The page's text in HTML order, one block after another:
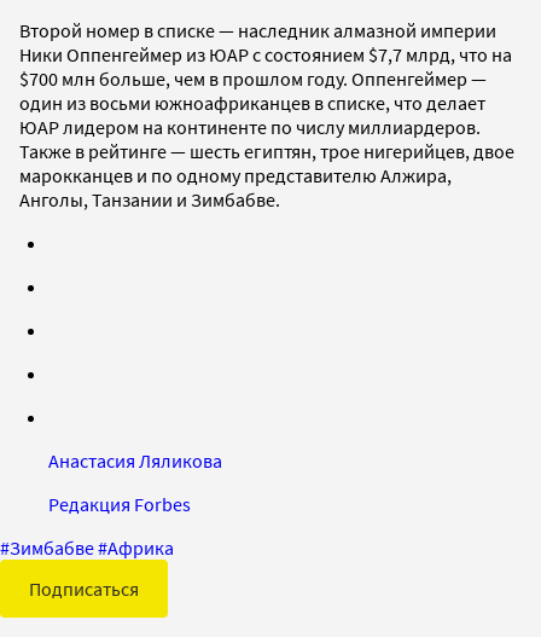
Второй номер в списке — наследник алмазной империи
Ники Оппенгеймер из ЮАР с состоянием $7,7 млрд, что на
$700 млн больше, чем в прошлом году. Оппенгеймер —
один из восьми южноафриканцев в списке, что делает
ЮАР лидером на континенте по числу миллиардеров.
Также в рейтинге — шесть египтян, трое нигерийцев, двое
марокканцев и по одному представителю Алжира,
Анголы, Танзании и Зимбабве.
Анастасия Ляликова
Редакция Forbes
#Зимбабве#Африка
Подписаться